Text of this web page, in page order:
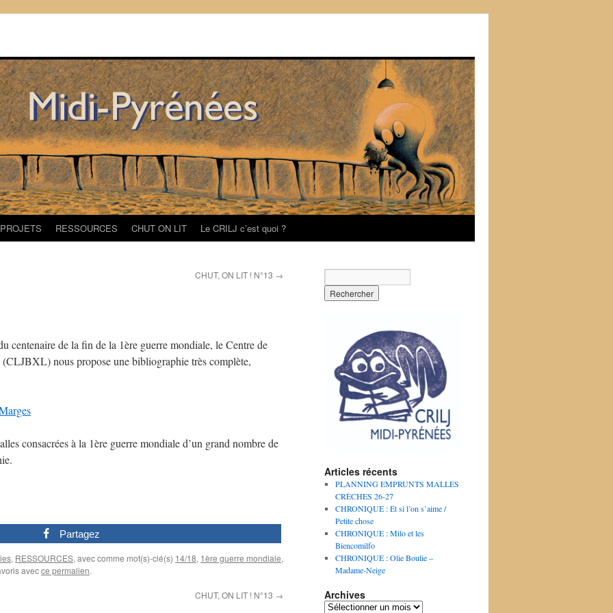
RESSOURCES CHUT ON LIT Le CRILJ c’est quoi ?
CHUT, ON LIT ! N°13 →
centenaire de la fin de la 1ère guerre mondiale, le Centre de
nous propose une bibliographie très complète,
consacrées à la 1ère guerre mondiale d’un grand nombre de
Partagez
, RESSOURCES, avec comme mot(s)-clé(s) 14/18, 1ère guerre mondiale,
avecce permalien.
CHUT, ON LIT ! N°13 →
Articles récents
PLANNING EMPRUNTS MALLES
CRÈCHES 26-27
CHRONIQUE : Et si l’on s’aime /
Petite chose
CHRONIQUE : Milo et les
Biencomilfo
CHRONIQUE : Olie Boulie –
Madame-Neige
Archives
Archives